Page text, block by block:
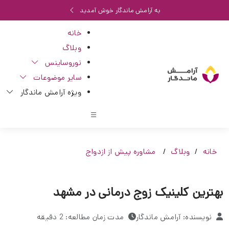
به آرامش ماندگار خوش آمدید
خانه
وبلاگ
نوروساینس
سایر موضوعات
ویژه آرامش ماندگار
خانه وبلاگ مشاوره پیش از ازدواج
بهترین کلینیک زوج درمانی در مشهد
نویسنده: آرامش ماندگار مدت زمان مطالعه: 2 دقیقه